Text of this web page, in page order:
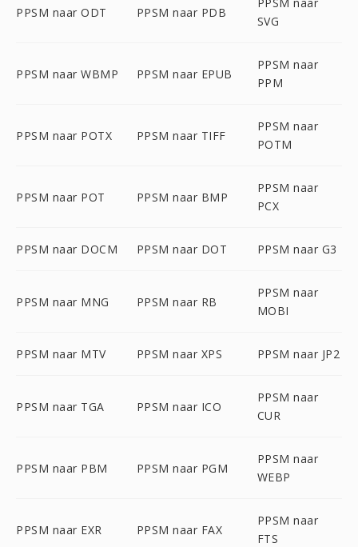
PPSM naar ODT PPSM naar PDB
SVG
PPSM naar WBMP PPSM naar EPUB
PPSM naar
PPM
PPSM naar POTX PPSM naar TIFF
PPSM naar
POTM
PPSM naar POT PPSM naar BMP
PPSM naar
PCX
PPSM naar DOCM PPSM naar DOT PPSM naar G3
PPSM naar MNG PPSM naar RB
PPSM naar
MOBI
PPSM naar MTV PPSM naar XPS PPSM naar JP2
PPSM naar TGA PPSM naar ICO
PPSM naar
CUR
PPSM naar PBM PPSM naar PGM
PPSM naar
WEBP
PPSM naar EXR PPSM naar FAX
PPSM naar
FTS